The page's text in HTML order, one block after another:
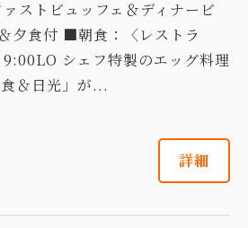
ストビュッフェ＆ディナービ
夕食付 ■朝食：〈レストラ
シェフ特製のエッグ料理
＆日光」が...
詳細